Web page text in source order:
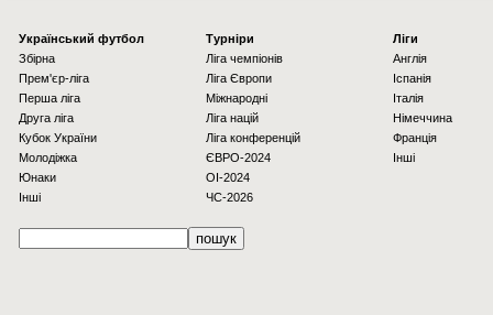
Українcький футбол
Збірна
Прем'єр-ліга
Перша ліга
Друга ліга
Кубок України
Молодіжка
Юнаки
Інші
Турніри
Ліга чемпіонів
Ліга Європи
Міжнародні
Ліга націй
Ліга конференцій
ЄВРО-2024
OI-2024
ЧС-2026
Ліги
Англія
Іспанія
Італія
Німеччина
Франція
Інші